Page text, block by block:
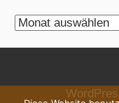
Beitragsarchiv